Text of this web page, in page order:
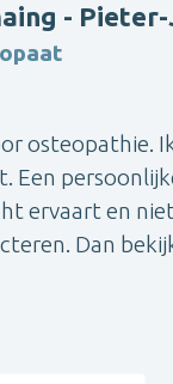
-
osteopathie.
ervaart en
Dan